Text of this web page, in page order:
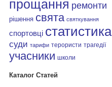
прощання ремонти
рішення свята святкування
спортовці статистика
суди тарифи терористи трагедії
учасники школи
Каталог Статей